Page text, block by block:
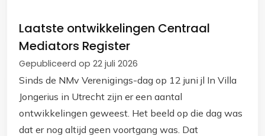
Laatste ontwikkelingen Centraal
Mediators Register
Gepubliceerd op 22 juli 2026
Sinds de NMv Verenigings-dag op 12 juni jl In Villa
Jongerius in Utrecht zijn er een aantal
ontwikkelingen geweest. Het beeld op die dag was
dat er nog altijd geen voortgang was. Dat